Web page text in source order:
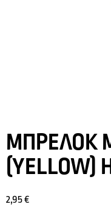
ΜΠΡΕΛΟΚ
(YELLOW)
2,95€